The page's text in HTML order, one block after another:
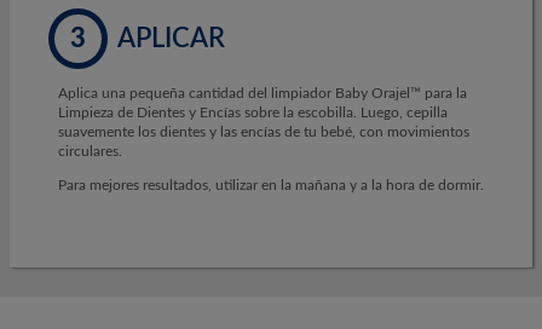
3 APLICAR
Aplica una pequeña cantidad del limpiador Baby Orajel™ para la
Limpieza de Dientes y Encías sobre la escobilla. Luego, cepilla
suavemente los dientes y las encías de tu bebé, con movimientos
circulares.
Para mejores resultados, utilizar en la mañana y a la hora de dormir.